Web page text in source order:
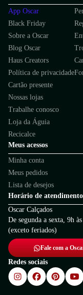
App Oscar
Black Friday
Sobre a Oscar
Blog Oscar
Haus Creators
Política de privacidade
Cartão presente
Nossas lojas
Trabalhe conosco
Loja da Águia
Recicalce
Meus acessos
Minha conta
Meus pedidos
Lista de desejos
Horário de atendimento
Oscar Calçados
De segunda a sexta, 9h
(exceto feriados)
Fale com a
Redes sociais